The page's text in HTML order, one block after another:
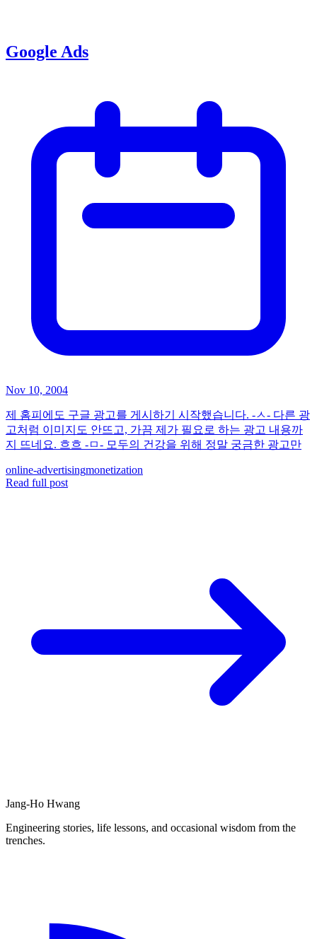
Google Ads
Nov 10, 2004
제 홈피에도 구글 광고를 게시하기 시작했습니다. -ㅅ- 다른 광
고처럼 이미지도 안뜨고, 가끔 제가 필요로 하는 광고 내용까
지 뜨네요. 흐흐 -ㅁ- 모두의 건강을 위해 정말 궁금한 광고만
online-advertisingmonetization
Read full post
Jang-Ho Hwang
Engineering stories, life lessons, and occasional wisdom from the
trenches.